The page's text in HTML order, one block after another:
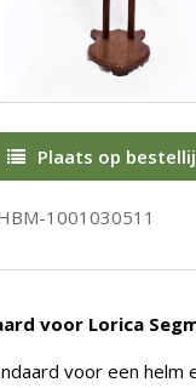
Plaats op
1001030511
voor Lorica
voor een helm